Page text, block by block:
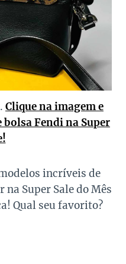
Clique na imagem e
Fendi na Super
incríveis de
Super Sale do Mês
Qual seu favorito?